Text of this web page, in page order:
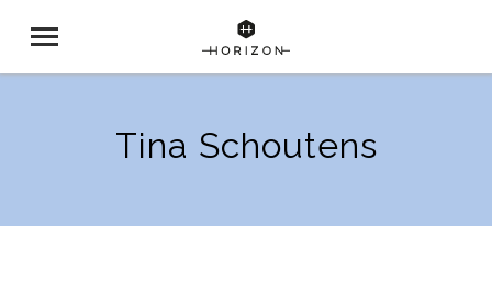
Tina Schoutens